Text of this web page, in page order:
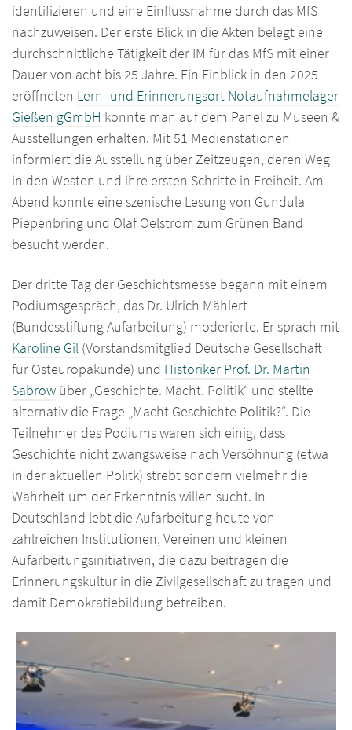
identifizieren und eine Einflussnahme durch das MfS
nachzuweisen. Der erste Blick in die Akten belegt eine
durchschnittliche Tätigkeit der IM für das MfS mit einer
Dauer von acht bis 25 Jahre. Ein Einblick in den 2025
eröffneten Lern- und Erinnerungsort Notaufnahmelager
Gießen gGmbH konnte man auf dem Panel zu Museen &
Ausstellungen erhalten. Mit 51 Medienstationen
informiert die Ausstellung über Zeitzeugen, deren Weg
in den Westen und ihre ersten Schritte in Freiheit. Am
Abend konnte eine szenische Lesung von Gundula
Piepenbring und Olaf Oelstrom zum Grünen Band
besucht werden.
Der dritte Tag der Geschichtsmesse begann mit einem
Podiumsgespräch, das Dr. Ulrich Mählert
(Bundesstiftung Aufarbeitung) moderierte. Er sprach mit
Karoline Gil (Vorstandsmitglied Deutsche Gesellschaft
für Osteuropakunde) und Historiker Prof. Dr. Martin
Sabrow über „Geschichte. Macht. Politik“ und stellte
alternativ die Frage „Macht Geschichte Politik?“. Die
Teilnehmer des Podiums waren sich einig, dass
Geschichte nicht zwangsweise nach Versöhnung (etwa
in der aktuellen Politk) strebt sondern vielmehr die
Wahrheit um der Erkenntnis willen sucht. In
Deutschland lebt die Aufarbeitung heute von
zahlreichen Institutionen, Vereinen und kleinen
Aufarbeitungsinitiativen, die dazu beitragen die
Erinnerungskultur in die Zivilgesellschaft zu tragen und
damit Demokratiebildung betreiben.